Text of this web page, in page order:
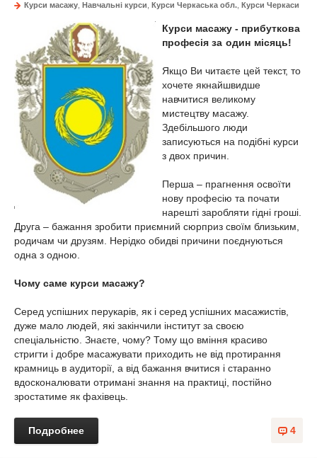
Курси масажу Навчальні курси Курси Черкаська обл. Курси Черкаси
Курси масажу - прибуткова
професія за один місяць!
Якщо Ви читаєте цей текст, то
хочете якнайшвидше
навчитися великому
мистецтву масажу.
Здебільшого люди
записуються на подібні курси
з двох причин.
Перша – прагнення освоїти
нову професію та почати
нарешті заробляти гідні гроші.
Друга – бажання зробити приємний сюрприз своїм близьким,
родичам чи друзям. Нерідко обидві причини поєднуються
одна з одною.
Чому саме курси масажу?
Серед успішних перукарів, як і серед успішних масажистів,
дуже мало людей, які закінчили інститут за своєю
спеціальністю. Знаєте, чому? Тому що вміння красиво
стригти і добре масажувати приходить не від протирання
крамниць в аудиторії, а від бажання вчитися і старанно
вдосконалювати отримані знання на практиці, постійно
зростатиме як фахівець.
4
Подробнее